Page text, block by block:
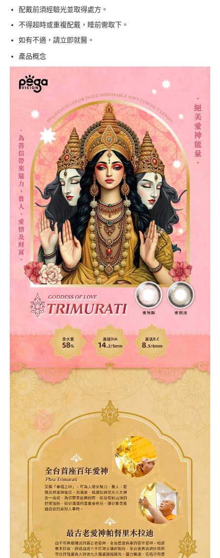
配戴前須經驗光並取得處方。
不得超時或重複配戴，睡前需取下。
如有不適，請立即就醫。
產品概念